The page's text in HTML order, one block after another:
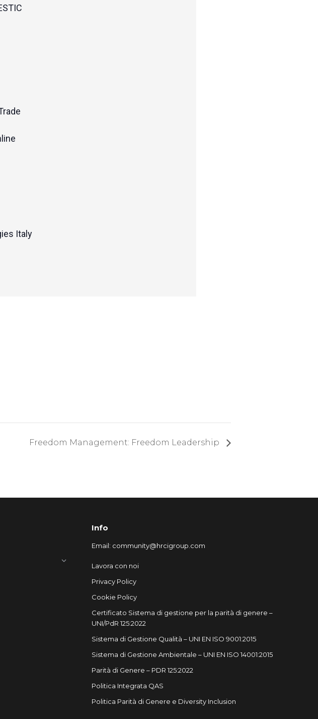
Italy
Freedom Management: Freedom Leadership
Info
Email: community@hrcigroup.com
Lavora con noi
Privacy Policy
Cookie Policy
Certificato Sistema di gestione per la parità di genere –
UNI/PdR 125:2022
Sistema di Gestione Qualità – UNI EN ISO 9001:2015
Sistema di Gestione Ambientale – UNI EN ISO 14001:2015
Parità di Genere – PDR 125:2022
Politica Integrata QAS
Politica Parità di Genere e Diversity Inclusion